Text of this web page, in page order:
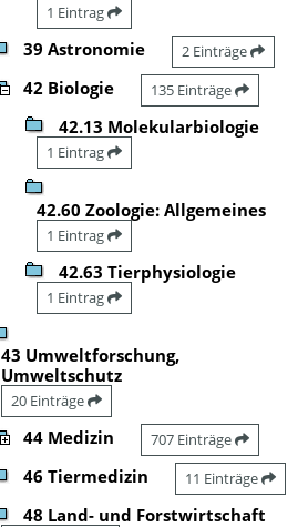
1 Eintrag
39 Astronomie 2 Einträge
42 Biologie 135 Einträge
42.13 Molekularbiologie
1 Eintrag
42.60 Zoologie: Allgemeines
1 Eintrag
42.63 Tierphysiologie
1 Eintrag
43 Umweltforschung,
Umweltschutz
20 Einträge
44 Medizin 707 Einträge
46 Tiermedizin 11 Einträge
48 Land- und Forstwirtschaft